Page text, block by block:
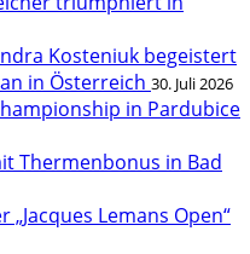
Kosteniuk begeistert
in Österreich 30. Juli 2026
in Pardubice
Thermenbonus in Bad
Lemans Open“